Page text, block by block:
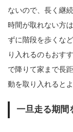
ないので、長く継
時間が取れない方
ずに階段を歩くな
り入れるのもおす
で降りて家まで長
動を取り入れると
一旦走る期間